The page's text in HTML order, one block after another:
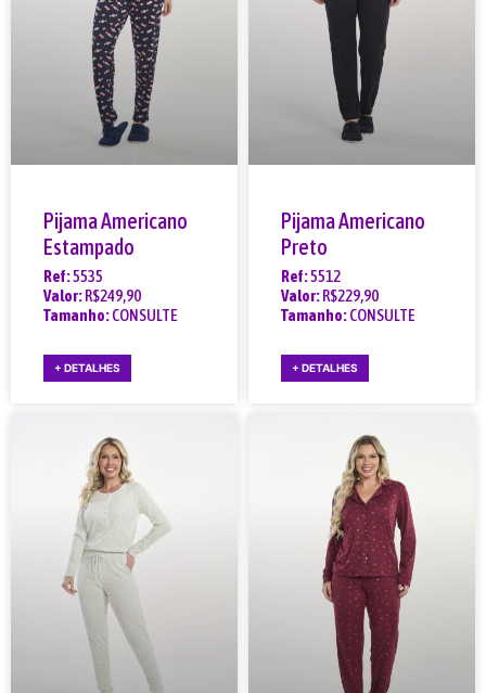
Pijama Americano
Estampado
Ref:5535
Valor:R$249,90
Tamanho:CONSULTE
+ DETALHES
Pijama Americano
Preto
Ref:5512
Valor:R$229,90
Tamanho:CONSULTE
+ DETALHES